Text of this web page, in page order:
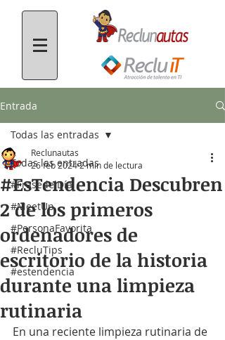
Entrada
Todas las entradas
#FrasedelDía
#MeetUp
#PersonaFavorita
#RecluTips
#estendencia
Todas las entradas
#EsTendencia Descubren
2 de los primeros
ordenadores de
escritorio de la historia
durante una limpieza
rutinaria
Reclunautas
26 feb 20242 min de lectura
En una reciente limpieza rutinaria de